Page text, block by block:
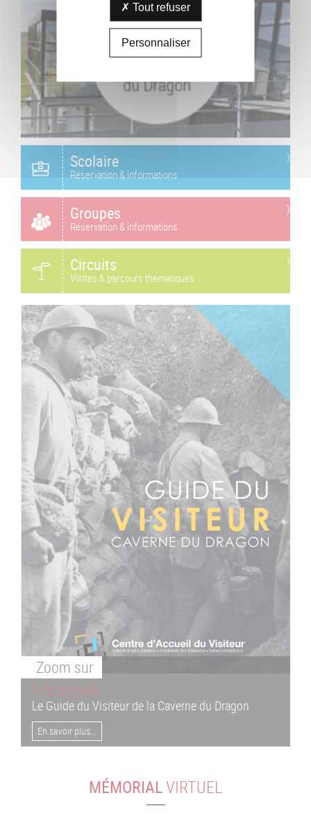
Scolaire
Réservation & informations
Groupes
Réservation & informations
Circuits
Visites & parcours thématiques
Zoom sur
À DÉCOUVRIR
Le Guide du Visiteur de la Caverne du Dragon
En savoir plus...
MÉMORIALVIRTUEL
Tout refuser
Personnaliser